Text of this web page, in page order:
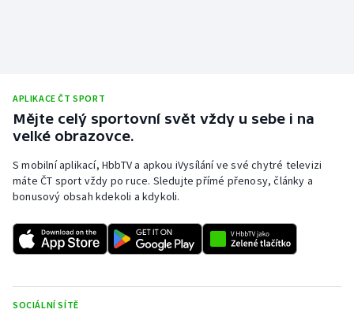
APLIKACE ČT SPORT
Mějte celý sportovní svět vždy u sebe i na
velké obrazovce.
S mobilní aplikací, HbbTV a apkou iVysílání ve své chytré televizi
máte ČT sport vždy po ruce. Sledujte přímé přenosy, články a
bonusový obsah kdekoli a kdykoli.
SOCIÁLNÍ SÍTĚ